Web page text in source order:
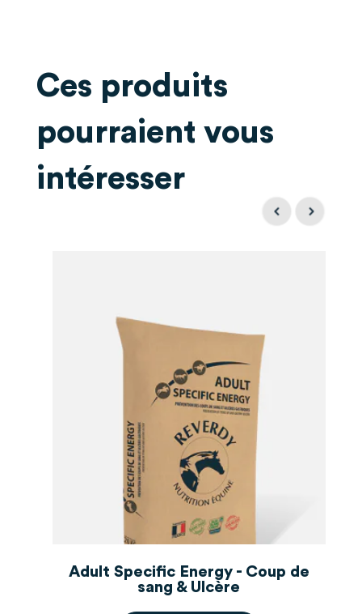
Publié le 27/02/2024 à 17h33(Date de commande : 10/02/2024 à
12h59)
Encore en transition sur cet aliment mais mon cheval
Ces produits
pourraient vous
intéresser
Adult Specific Energy - Coup de
sang & Ulcère